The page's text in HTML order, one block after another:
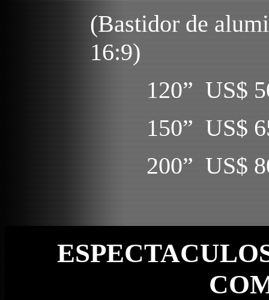
(Bastidor de
16:9)
120” US$
150” US$
200” US$